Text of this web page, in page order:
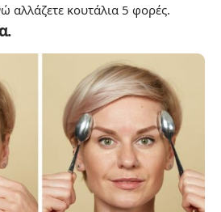
αλλάζετε κουτάλια 5 φορές.